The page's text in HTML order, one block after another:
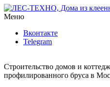
Меню
Вконтакте
Telegram
Строительство домов и
профилированного бруса в